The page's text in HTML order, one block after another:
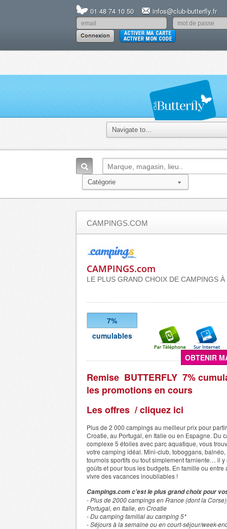
01 48 74 10 50 infos@club-butterfly.fr
CAMPINGS.COM
CAMPINGS.com
LE PLUS GRAND CHOIX DE CAMPINGS
7%
cumulables
OBTENIR
Remise BUTTERFLY 7%
les promotions en cours
Les offres / cliquez ici
Plus de 2 000 campings au meilleur prix pour
Croatie, au Portugal, en Italie ou en Espagne. Du
complexe 5 étoiles avec parc aquatique, vous
votre camping idéal. Mini-club, toboggans,
tournois sportifs ou tout simplement farniente… il y
goûts et pour tous les budgets. En famille ou entre
vivre des vacances inoubliables !
Campings.com c'est le plus grand choix pour
- Plus de 2000 campings en France (dont la
Portugal, en Italie, en Croatie
- Du camping familial au camping 5*
- Séjours à la semaine ou en court-séjour/week-